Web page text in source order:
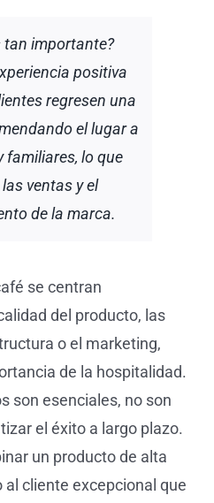
tan importante?
positiva
regresen una
el lugar a
familiares, lo que
ventas y el
de la marca.
se centran
del producto, las
o el marketing,
de la hospitalidad.
son esenciales, no son
el éxito a largo plazo.
un producto de alta
cliente excepcional que